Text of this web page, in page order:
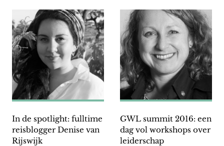
In de spotlight: fulltime
reisblogger Denise van
Rijswijk
GWL summit 2016: een
dag vol workshops over
leiderschap